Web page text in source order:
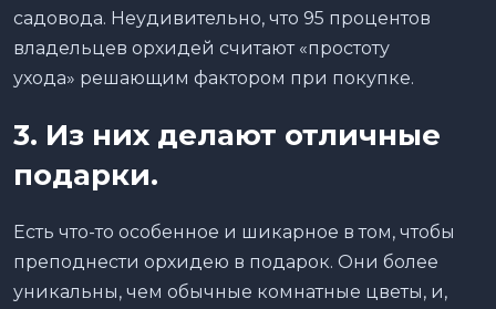
садовода. Неудивительно, что 95 процентов
владельцев орхидей считают «простоту
ухода» решающим фактором при покупке.
3. Из них делают отличные
подарки.
Есть что-то особенное и шикарное в том, чтобы
преподнести орхидею в подарок. Они более
уникальны, чем обычные комнатные цветы, и,